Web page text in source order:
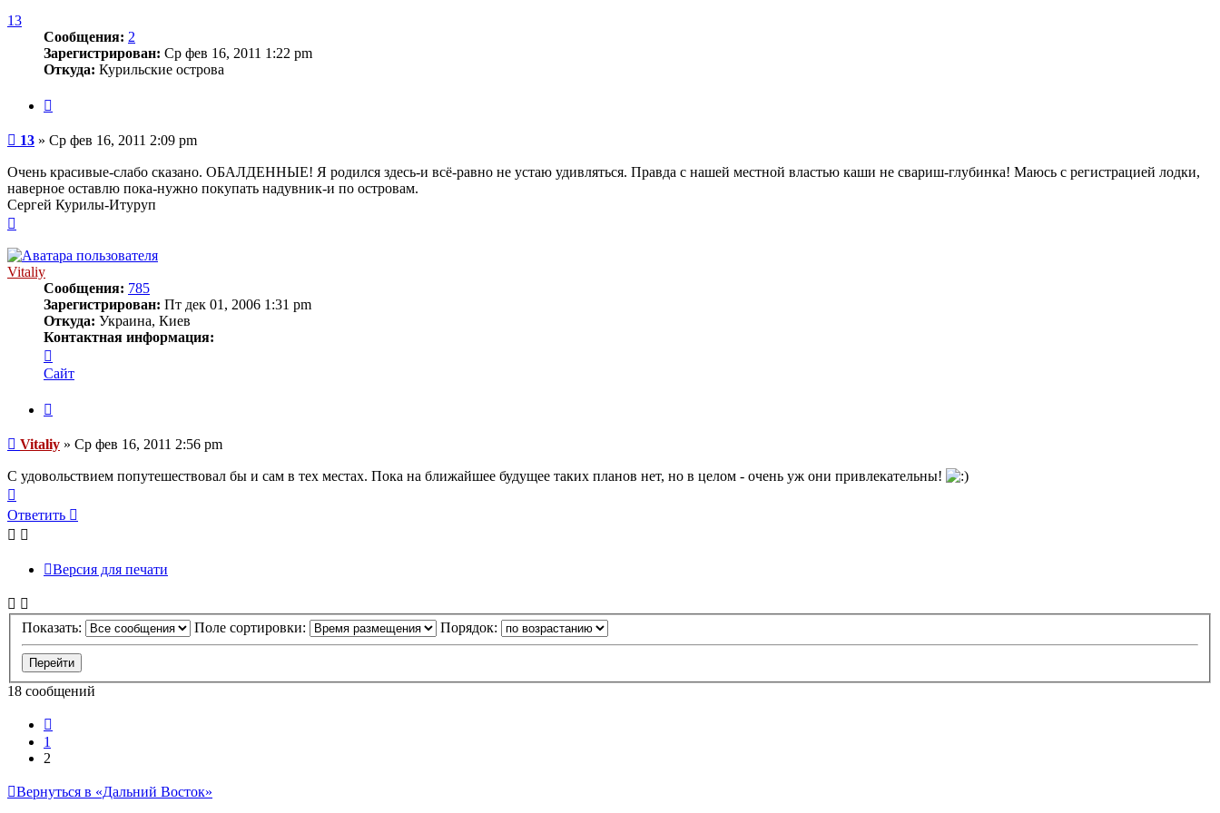
началу
13
Сообщения: 2
Зарегистрирован: Ср фев 16, 2011 1:22 pm
Откуда: Курильские острова
Сообщение
13 » Ср фев 16, 2011 2:09 pm
Очень красивые-слабо сказано. ОБАЛДЕННЫЕ! Я родился здесь-и всё-равно не устаю удивляться. Правда с нашей местной властью каши не свариш-глубинка! Маюсь с регистрацией лодки,
наверное оставлю пока-нужно покупать надувник-и по островам.
Сергей Курилы-Итуруп
началу
Vitaliy
Сообщения: 785
Зарегистрирован: Пт дек 01, 2006 1:31 pm
Откуда: Украина, Киев
Контактная информация:
информация
пользователя
Сайт
Сообщение
Vitaliy » Ср фев 16, 2011 2:56 pm
С удовольствием попутешествовал бы и сам в тех местах. Пока на ближайшее будущее таких планов нет, но в целом - очень уж они привлекательны!
к
началу
Ответить
Версия для печати
Показать: Поле сортировки: Порядок:
18 сообщений
1
2
Вернуться в «Дальний Восток»